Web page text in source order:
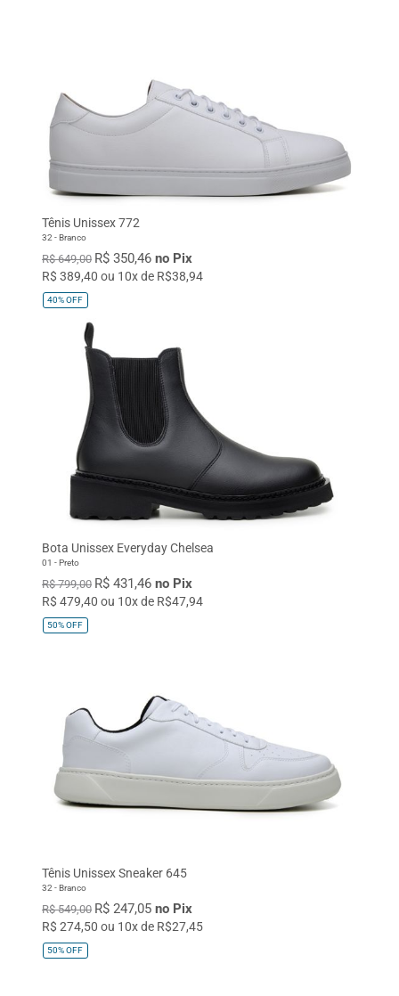
Tênis Unissex 772
32 - Branco
R$ 649,00 R$ 350,46 no Pix
R$ 389,40 ou 10x de R$38,94
40%OFF
Bota Unissex Everyday Chelsea
01 - Preto
R$ 799,00 R$ 431,46 no Pix
R$ 479,40 ou 10x de R$47,94
50%OFF
Tênis Unissex Sneaker 645
32 - Branco
R$ 549,00 R$ 247,05 no Pix
R$ 274,50 ou 10x de R$27,45
50%OFF